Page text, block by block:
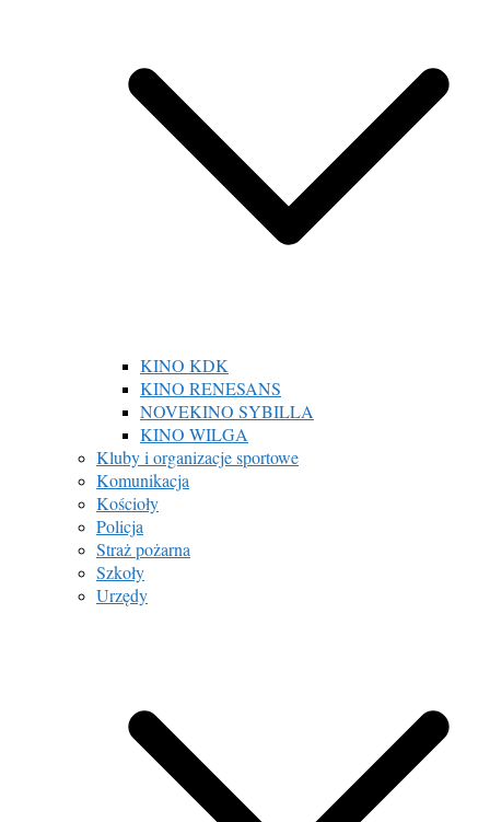
KINO KDK
KINO RENESANS
NOVEKINO SYBILLA
KINO WILGA
Kluby i organizacje sportowe
Komunikacja
Kościoły
Policja
Straż pożarna
Szkoły
Urzędy